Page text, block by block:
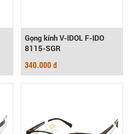
Gọng kính V-IDOL F-IDO
8115-SGR
340.000 đ